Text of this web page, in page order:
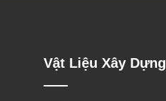
Vật Liệu Xây Dựng